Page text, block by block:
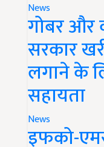
News
गोबर और
सरकार
लगाने के
सहायता
News
इफको-